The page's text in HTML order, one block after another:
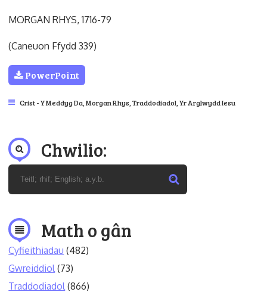
MORGAN RHYS, 1716-79
(Caneuon Ffydd 339)
PowerPoint
Crist - Y Meddyg Da Morgan Rhys Traddodiadol Yr Arglwydd Iesu
Chwilio:
Math o gân
Cyfieithiadau (482)
Gwreiddiol (73)
Traddodiadol (866)